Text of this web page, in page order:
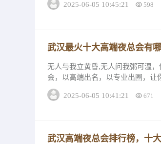
2025-06-05 10:45:21
598
武汉最火十大高端夜总会有
无人与我立黄昏,无人问我粥可温
会，以高端出名，以专业出圈，
消费详情和推荐理由 武汉夜总会排
2025-06-05 10:41:21
671
武汉高端夜总会排行榜，十